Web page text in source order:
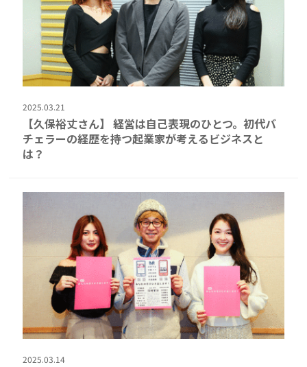
2025.03.21
【久保裕丈さん】 経営は自己表現のひとつ。初代バ
チェラーの経歴を持つ起業家が考えるビジネスと
は？
2025.03.14